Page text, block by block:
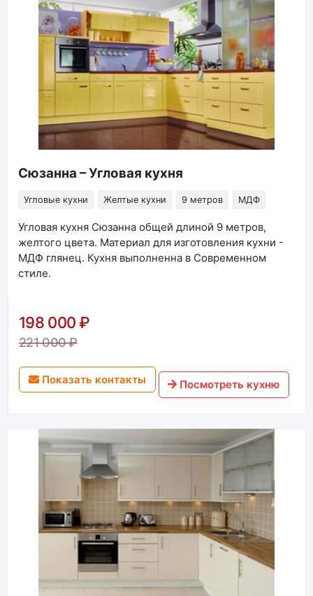
Сюзанна – Угловая кухня
Угловые кухни Желтые кухни 9 метров МДФ
Угловая кухня Сюзанна общей длиной 9 метров,
желтого цвета. Материал для изготовления кухни -
МДФ глянец. Кухня выполненна в Современном
стиле.
198 000 ₽
221 000 ₽
Показать контакты Посмотреть кухню